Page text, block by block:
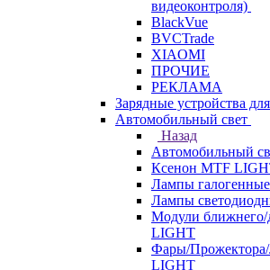
видеоконтроля)
BlackVue
BVCTrade
XIAOMI
ПРОЧИЕ
РЕКЛАМА
Зарядные устройства
Автомобильный свет
Назад
Автомобильный
Ксенон MTF
Лампы
Лампы
Модули ближнего/
LIGHT
Фары/
LIGHT